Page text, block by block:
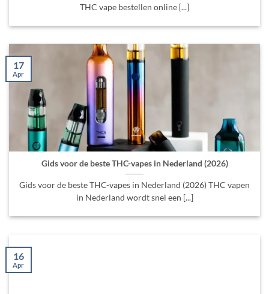
THC vape bestellen online [...]
Gids voor de beste THC-vapes in Nederland (2026)
Gids voor de beste THC-vapes in Nederland (2026) THC vapen
in Nederland wordt snel een [...]
17
Apr
16
Apr